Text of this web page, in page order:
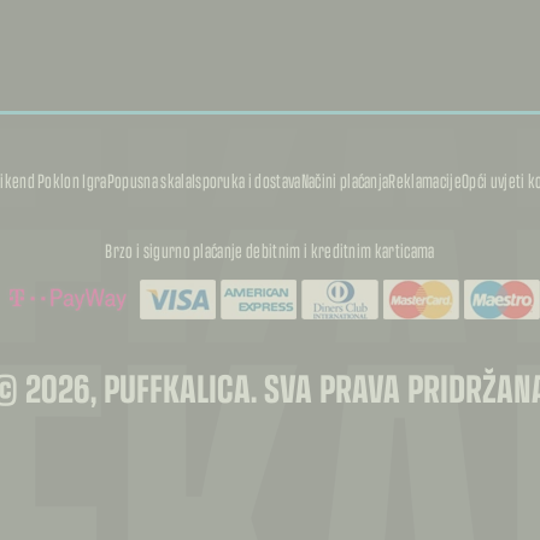
Poklon IgraPopusna skalaIsporuka i dostavaNačini plaćanjaReklamacijeOpći uvjeti
Brzo i sigurno plaćanje debitnim i kreditnim karticama
2026, PUFFKALICA. SVA PRAVA